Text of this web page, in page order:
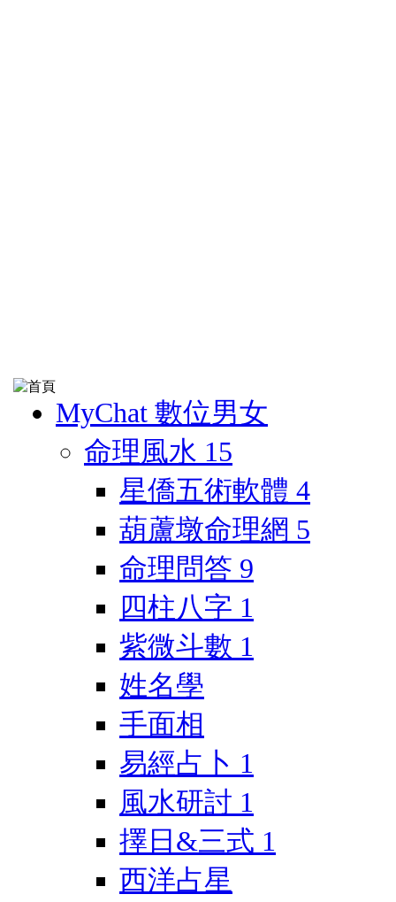
MyChat 數位男女
命理風水 15
星僑五術軟體 4
葫蘆墩命理網 5
命理問答 9
四柱八字 1
紫微斗數 1
姓名學
手面相
易經占卜 1
風水研討 1
擇日&三式 1
西洋占星